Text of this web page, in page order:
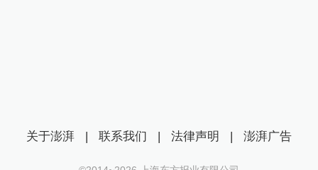
关于澎湃 | 联系我们 | 法律声明 | 澎湃广告